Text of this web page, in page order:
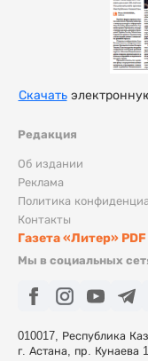
Редакция
Об издании
Реклама
Политика
Контакты
Газета «Литер» PDF
Мы в социальных
010017, Республика
г. Астана, пр. Кунаева
Скачать